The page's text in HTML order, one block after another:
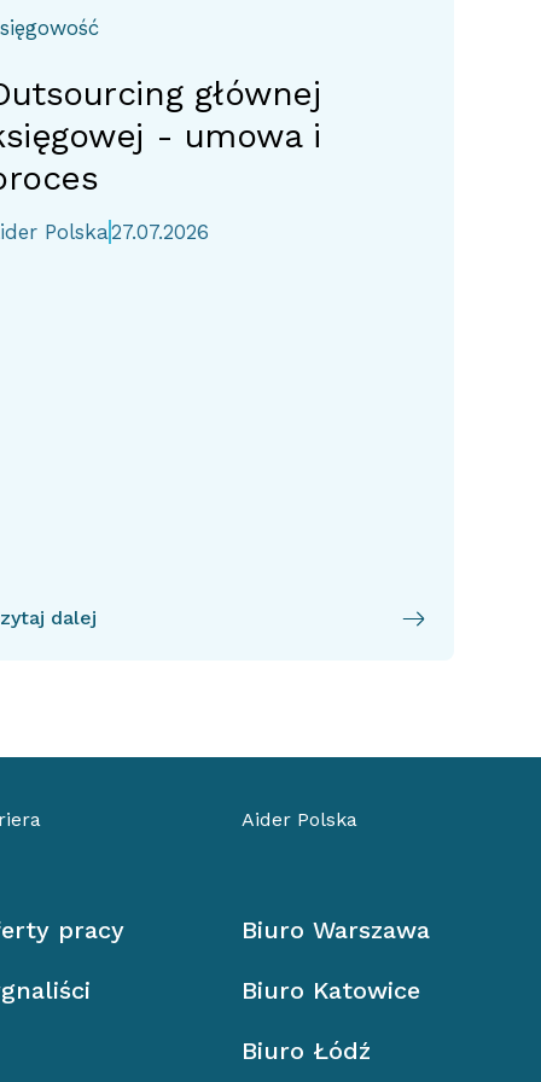
głównej
- umowa i
Polska27.07.2026
dalej
pracy
Aider Polska
Biuro Warszawa
Biuro Katowice
Biuro Łódź